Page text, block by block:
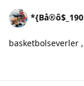
basketbolseverler